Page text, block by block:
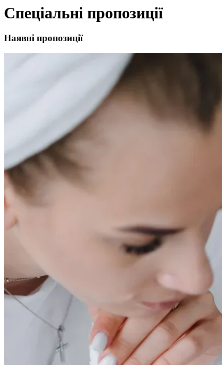
Спеціальні пропозиції
Наявні пропозиції